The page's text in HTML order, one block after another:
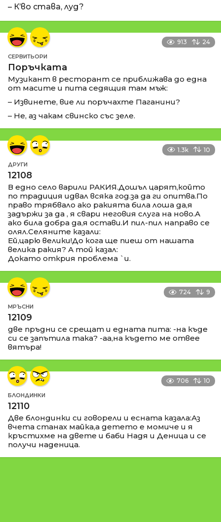
– К’во става, луд?
913 24
СЕРВИТЬОРИ
Поръчката
Музикант в ресторант се приближава до една
от масите и пита седящия там мъж:
– Извинете, вие ли поръчахте Паганини?
– Не, аз чакам свинско със зеле.
1.3k 10
ДРУГИ
12108
В едно село варили РАКИЯ.Дошъл царят,който
по традиция идвал всяка год.за да ги опитва.По
право трябвало ако ракията била лоша да,я
задържи за да , я свари неговия слуга на ново.А
ако била добра да,я остави.И пил-пил направо се
олял.Селяните казали:
Ей,царю велики!До кога ще пиеш от нашата
велика ракия? А той казал:
Докато открия проблема `и.
724 9
МРЪСНИ
12109
две пръдни се срещат и едната пита: -на къде
си се запътила така? -аа,на където ме отвее
вятъра!
706 10
БЛОНДИНКИ
12110
Две блондинки си говорели и есната казала:Аз
вчета станах майка,а детето е момиче и я
кръстихме на двете и баби Надя и Деница и се
получи наденица.